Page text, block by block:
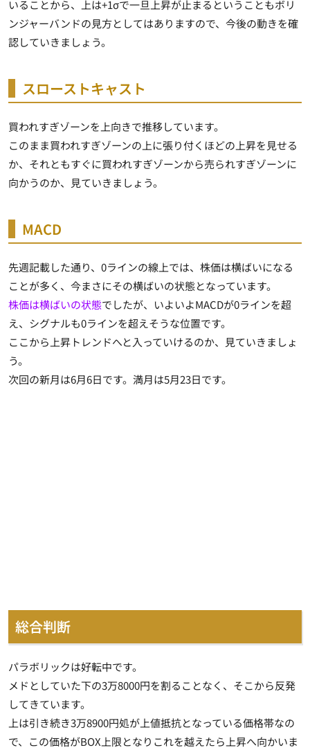
いることから、上は+1σで一旦上昇が止まるということもボリ
ンジャーバンドの見方としてはありますので、今後の動きを確
認していきましょう。
スローストキャスト
買われすぎゾーンを上向きで推移しています。
このまま買われすぎゾーンの上に張り付くほどの上昇を見せる
か、それともすぐに買われすぎゾーンから売られすぎゾーンに
向かうのか、見ていきましょう。
MACD
先週記載した通り、0ラインの線上では、株価は横ばいになる
ことが多く、今まさにその横ばいの状態となっています。
株価は横ばいの状態でしたが、いよいよMACDが0ラインを超
え、シグナルも0ラインを超えそうな位置です。
ここから上昇トレンドへと入っていけるのか、見ていきましょ
う。
次回の新月は6月6日です。満月は5月23日です。
総合判断
パラボリックは好転中です。
メドとしていた下の3万8000円を割ることなく、そこから反発
してきています。
上は引き続き3万8900円処が上値抵抗となっている価格帯なの
で、この価格がBOX上限となりこれを越えたら上昇へ向かいま